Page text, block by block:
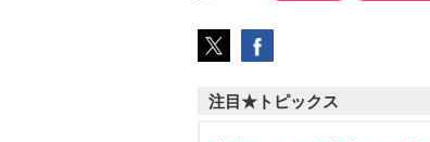
注目★トピックス